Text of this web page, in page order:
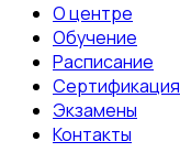
О центре
Обучение
Расписание
Сертификация
Экзамены
Контакты